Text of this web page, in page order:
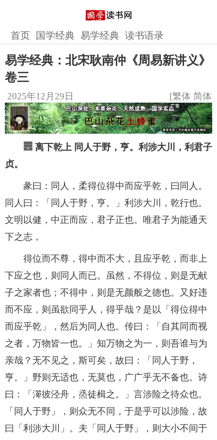
首页 国学经典 易学经典 读书语录
易学经典：北宋耿南仲《周易新讲义》
卷三
2025年12月29日 [繁体 简体
䷌ 离下乾上 同人于野，亨。利涉大川，利君子
贞。
彖曰：同人，柔得位得中而应乎乾，曰同人。
同人曰：「同人于野，亨。」利涉大川，乾行也。
文明以健，中正而应，君子正也。唯君子为能通天
下之志，
得位而不尊，得中而不大，且应乎乾，而非上
下应之也，则同人而已。虽然，不得位，则是无献
子之家者也；不得中，则是无颜般之德也。又好违
而不应，则虽欲同乎人，得乎哉？是以「得位得中
而应乎乾」，然后为同人也。传曰：「自其同而视
之者，万物皆一也。」知万物之为一，则吾谁与为
亲哉？无不见之，斯可矣，故曰：「同人于野，
亨。」野则无适也，无莫也，广广乎无不备也。诗
曰：「㵺彼泾舟，烝徒楫之。」言涉险之待众也。
「同人于野」，则众无不同，于是乎可以涉险，故
曰「利涉大川」。夫「同人于野」，则大小不间于